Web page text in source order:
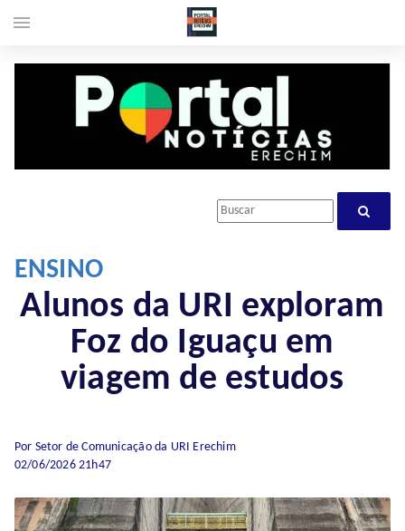
ENSINO
Alunos da URI exploram
Foz do Iguaçu em
viagem de estudos
Por Setor de Comunicação da URI Erechim
02/06/2026 21h47
menu